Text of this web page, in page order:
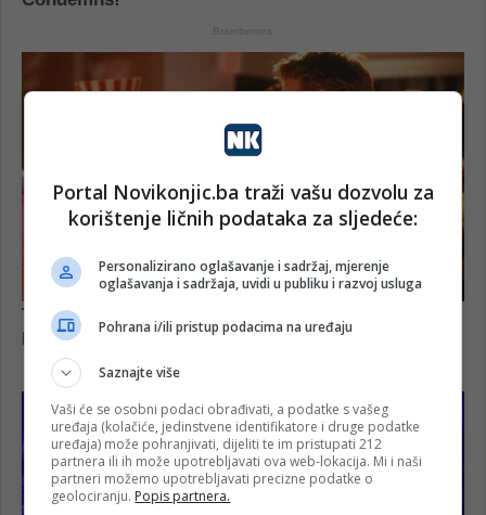
Portal Novikonjic.ba traži vašu dozvolu za
korištenje ličnih podataka za sljedeće:
Personalizirano oglašavanje i sadržaj, mjerenje
oglašavanja i sadržaja, uvidi u publiku i razvoj usluga
Pohrana i/ili pristup podacima na uređaju
Saznajte više
Vaši će se osobni podaci obrađivati, a podatke s vašeg
uređaja (kolačiće, jedinstvene identifikatore i druge podatke
uređaja) može pohranjivati, dijeliti te im pristupati 212
partnera ili ih može upotrebljavati ova web-lokacija. Mi i naši
partneri možemo upotrebljavati precizne podatke o
geolociranju. Popis partnera.